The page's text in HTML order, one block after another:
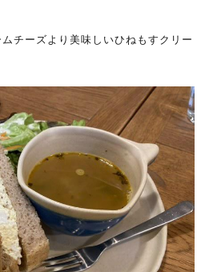
チーズより美味しいひねもすクリー